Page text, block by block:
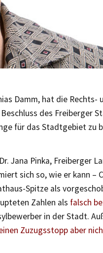
Damm, hat die Rechts-
des Freiberger
für das Stadtgebiet zu
Jana Pinka, Freiberger
sich so, wie er kann –
Spitze als
Zahlen als falsch
in der Stadt.
Zuzugsstopp aber